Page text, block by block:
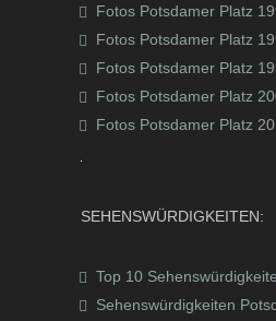
Fotos Potsdamer Platz
Fotos Potsdamer Platz
Fotos Potsdamer Platz
Fotos Potsdamer Platz
Fotos Potsdamer Platz
SEHENSWÜRDIGKEITEN:
Top 10
Sehenswürdigkeiten